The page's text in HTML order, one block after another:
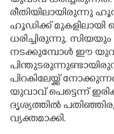
രീതിയിലായിരുന്നു
ഹൂഡിക്ക് മുകളിലായി
ധരിച്ചിരുന്നു.
നടക്കുമ്പോൾ ഈ
പിറകിലേയ്ക്ക്
യുവാവ് പെട്ടെന്ന്
ദൃശ്യത്തിൽ
വ്യക്തമാക്കി.